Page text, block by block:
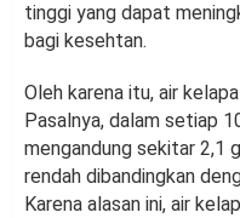
tinggi yang dapat
bagi kesehtan.
Oleh karena itu, air
Pasalnya, dalam setiap
mengandung sekitar 2,1
rendah dibandingkan
Karena alasan ini, air